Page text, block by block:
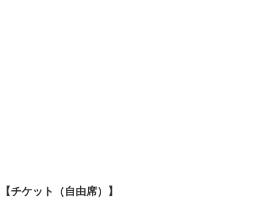
【チケット（自由席）】